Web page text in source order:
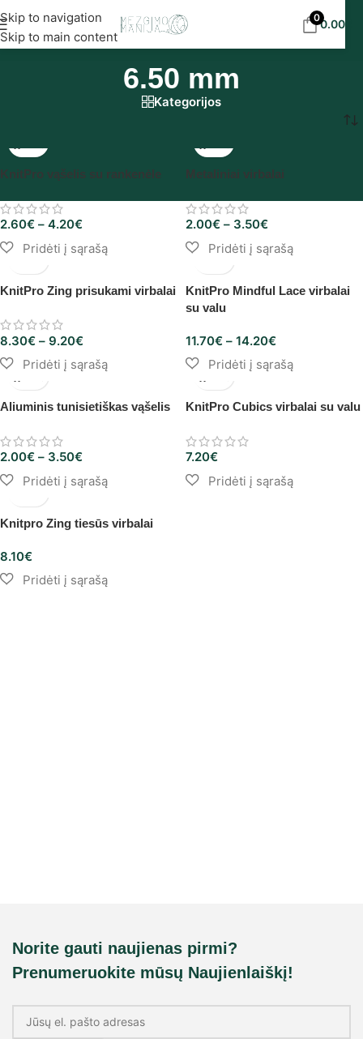
Skip to navigation
Skip to main content
eur!
00.00€
6.50 mm
Kategorijos
KnitPro vąšelis su rankenėle
2.60€ – 4.20€
Metaliniai virbalai
2.00€ – 3.50€
KnitPro Zing prisukami virbalai
8.30€ – 9.20€
KnitPro Mindful Lace virbalai
su valu
11.70€ – 14.20€
Aliuminis tunisietiškas vąšelis
2.00€ – 3.50€
KnitPro Cubics virbalai su valu
7.20€
Knitpro Zing tiesūs virbalai
8.10€
Norite gauti naujienas pirmi?
Prenumeruokite mūsų Naujienlaiškį!